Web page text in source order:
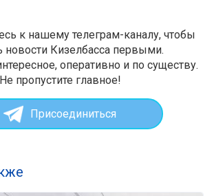
к нашему телеграм-каналу, чтобы
новости Кизелбасса первыми.
оперативно и по существу.
Не пропустите главное!
Присоединиться